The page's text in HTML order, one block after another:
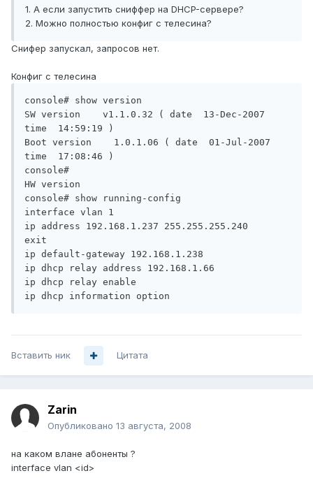
1. А если запустить сниффер на DHCP-сервере?
2. Можно полностью конфиг с телесина?
Снифер запускал, запросов нет.
Конфиг с телесина
console# show version
SW version    v1.1.0.32 ( date  13-Dec-2007
time  14:59:19 )
Boot version    1.0.1.06 ( date  01-Jul-2007
time  17:08:46 )
console#
HW version
console# show running-config
interface vlan 1
ip address 192.168.1.237 255.255.255.240
exit
ip default-gateway 192.168.1.238
ip dhcp relay address 192.168.1.66
ip dhcp relay enable
ip dhcp information option
Вставить ник Цитата
Zarin
Опубликовано 13 августа, 2008
на каком влане абоненты ?
interface vlan <id>